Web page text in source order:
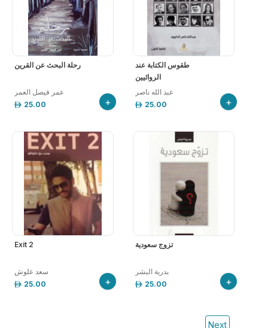
رحلة البحث عن القرين
عمر فيصل العمر
25.00
+
طقوس الكتابة عند
الروائيين
عبد الله ناصر
25.00
+
Exit 2
سعد علوش
25.00
+
تزوج سعودية
بدرية البشر
25.00
+
Next